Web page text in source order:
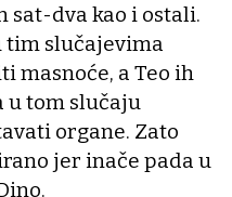
sat-dva kao i ostali.
tim slučajevima
masnoće, a Teo ih
u tom slučaju
organe. Zato
jer inače pada u